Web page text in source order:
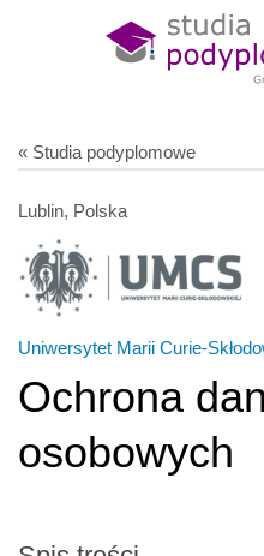
« Studia podyplomowe
Lublin, Polska
Uniwersytet Marii Curie-
Ochrona
osobowych